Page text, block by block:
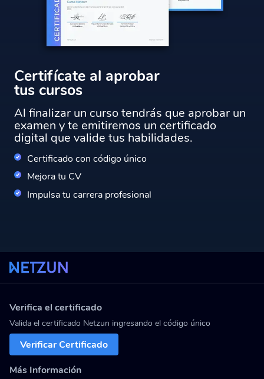
Certifícate al aprobar
tus cursos
Al finalizar un curso tendrás que aprobar un
examen y te emitiremos un certificado
digital que valide tus habilidades.
Certificado con código único
Mejora tu CV
Impulsa tu carrera profesional
Verifica el certificado
Valida el certificado Netzun ingresando el código único
Verificar Certificado
Más Información